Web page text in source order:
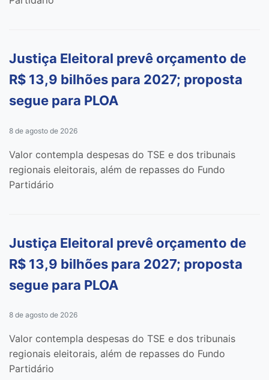
Justiça Eleitoral prevê orçamento de
R$ 13,9 bilhões para 2027; proposta
segue para PLOA
8 de agosto de 2026
Valor contempla despesas do TSE e dos tribunais
regionais eleitorais, além de repasses do Fundo
Partidário
Justiça Eleitoral prevê orçamento de
R$ 13,9 bilhões para 2027; proposta
segue para PLOA
8 de agosto de 2026
Valor contempla despesas do TSE e dos tribunais
regionais eleitorais, além de repasses do Fundo
Partidário